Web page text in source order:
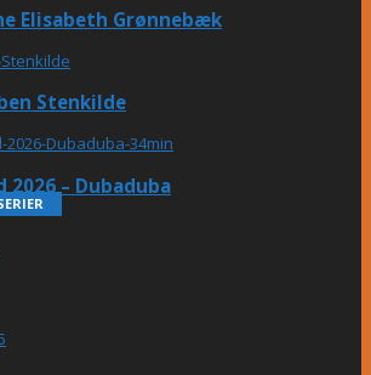
Elisabeth Grønnebæk
Stenkilde
– Dubaduba